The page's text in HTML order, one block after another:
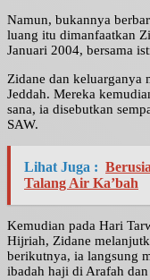
Namun, bukannya
luang itu dimanfaatkan
Januari 2004, bersama
Zidane dan keluarganya
Jeddah. Mereka
sana, ia disebutkan
SAW.
Lihat Juga :
Talang Air Ka’bah
Kemudian pada Hari
Hijriah, Zidane
berikutnya, ia langsung
ibadah haji di Arafah